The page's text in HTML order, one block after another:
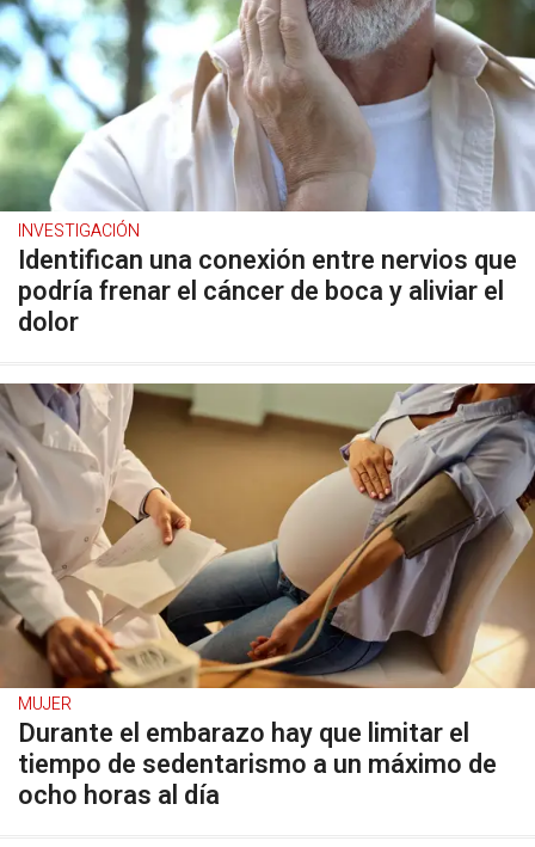
INVESTIGACIÓN
Identifican una conexión entre nervios que
podría frenar el cáncer de boca y aliviar el
dolor
MUJER
Durante el embarazo hay que limitar el
tiempo de sedentarismo a un máximo de
ocho horas al día